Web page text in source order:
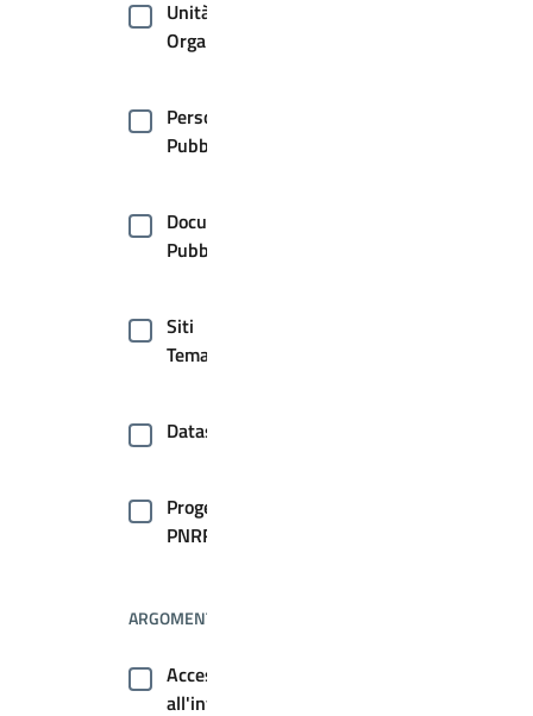
Unità
Organizzative
Persone
Pubbliche
Documenti
Pubblici
Siti
Tematici
Dataset
Progetti
PNRR
ARGOMENTI
Accesso
all'informazione